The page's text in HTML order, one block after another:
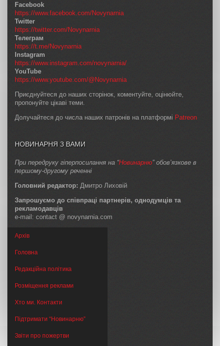
Facebook
https://www.facebook.com/Novynarnia
Twitter
https://twitter.com/Novynarnia
Телеграм
https://t.me/Novynarnia
Instagram
https://www.instagram.com/novynarnia/
YouTube
https://www.youtube.com/@Novynarnia
Приєднуйтеся до наших сторінок, коментуйте, оцінюйте,
пропонуйте цікаві теми.
Долучайтеся до числа наших патронів на платформі Patreon
НОВИНАРНЯ З ВАМИ
При передруку гіперпосилання на “Новинарню” обов’язкове в
першому-другому реченні
Головний редактор: Дмитро Лиховій
Запрошуємо до співпраці партнерів, однодумців та
рекламодавців
e-mail: contact @ novynarnia.com
Архів
Головна
Редакційна політика
Розміщення реклами
Хто ми. Контакти
Підтримати “Новинарню”
Звіти про пожертви